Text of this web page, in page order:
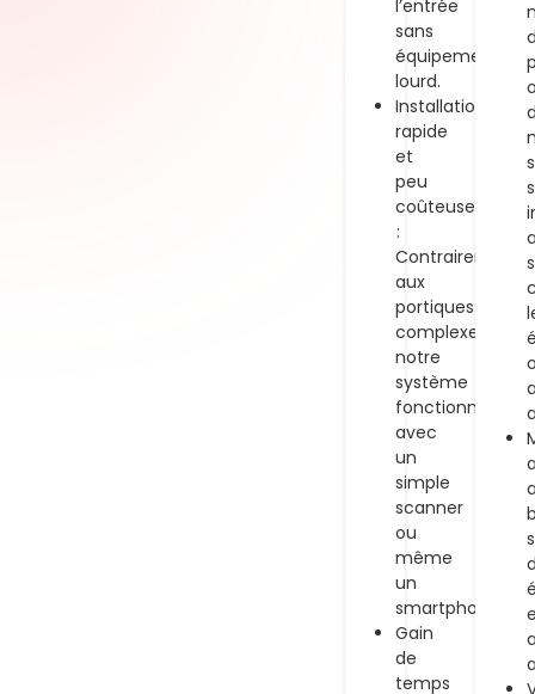
l’entrée
sans
équipement
lourd.
Installation
rapide
et
peu
coûteuse
:
Contrairement
aux
portiques
complexes,
notre
système
fonctionne
avec
un
simple
scanner
ou
même
un
smartphone.
Gain
de
temps